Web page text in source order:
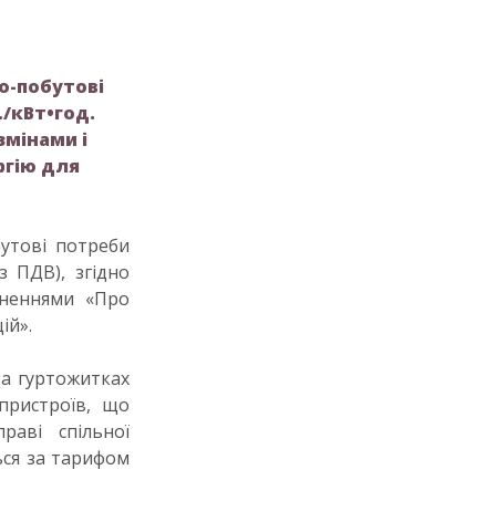
побутові
кВт•год.
і
для
потреби
ПДВ), згідно
«Про
гуртожитках
що
спільної
за тарифом